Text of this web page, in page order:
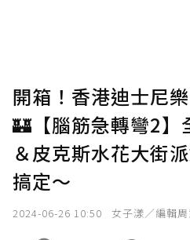
開箱！香港迪士尼
🏰【腦筋急轉彎2】
＆皮克斯水花大街
搞定～
2024-06-26 10:50 女子漾／編輯